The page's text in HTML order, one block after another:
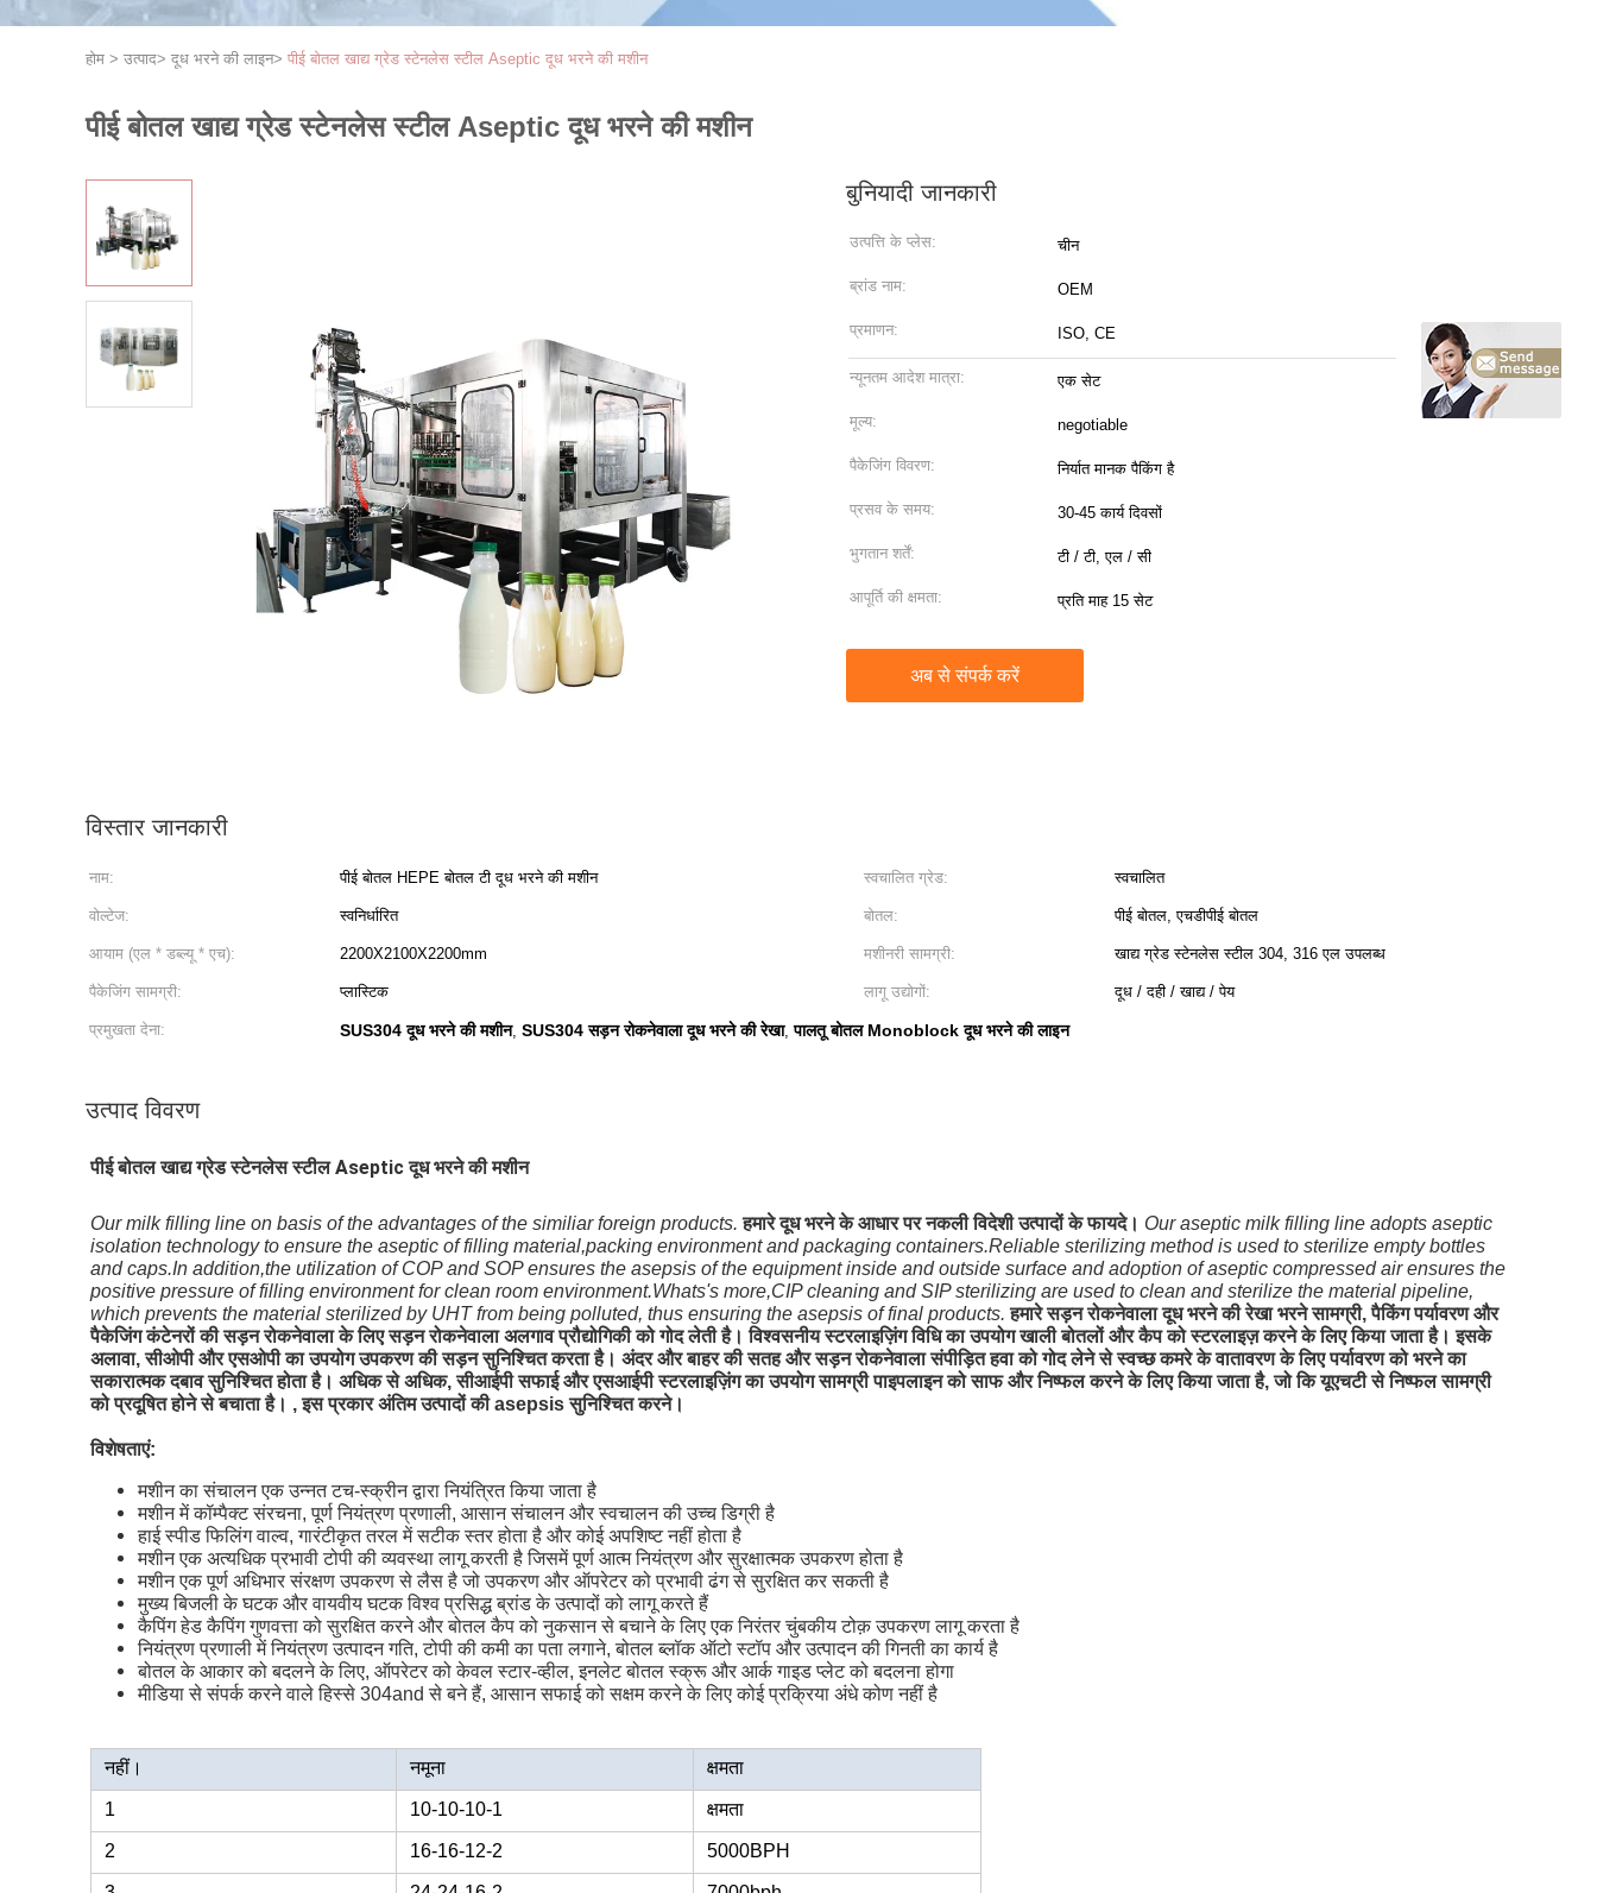
होम > उत्पाद> दूध भरने की लाइन> पीई बोतल खाद्य ग्रेड स्टेनलेस स्टील Aseptic दूध भरने की मशीन
पीई बोतल खाद्य ग्रेड स्टेनलेस स्टील Aseptic दूध भरने की मशीन
बुनियादी जानकारी
उत्पत्ति के प्लेस: चीन
ब्रांड नाम: OEM
प्रमाणन: ISO, CE
न्यूनतम आदेश मात्रा: एक सेट
मूल्य: negotiable
पैकेजिंग विवरण: निर्यात मानक पैकिंग है
प्रसव के समय: 30-45 कार्य दिवसों
भुगतान शर्तें: टी / टी, एल / सी
आपूर्ति की क्षमता: प्रति माह 15 सेट
अब से संपर्क करें
विस्तार जानकारी
नाम: पीई बोतल HEPE बोतल टी दूध भरने की मशीन स्वचालित ग्रेड: स्वचालित
वोल्टेज: स्वनिर्धारित बोतल: पीई बोतल, एचडीपीई बोतल
आयाम (एल * डब्ल्यू * एच): 2200X2100X2200mm मशीनरी सामग्री: खाद्य ग्रेड स्टेनलेस स्टील 304, 316 एल उपलब्ध
पैकेजिंग सामग्री: प्लास्टिक लागू उद्योगों: दूध / दही / खाद्य / पेय
प्रमुखता देना: SUS304 दूध भरने की मशीन, SUS304 सड़न रोकनेवाला दूध भरने की रेखा,पालतू बोतल Monoblock दूध भरने की लाइन
उत्पाद विवरण
पीई बोतल खाद्य ग्रेड स्टेनलेस स्टील Aseptic दूध भरने की मशीन
Our milk filling line on basis of the advantages of the similiar foreign products. हमारे दूध भरने के आधार पर नकली विदेशी उत्पादों के फायदे। Our aseptic milk filling line adopts aseptic
isolation technology to ensure the aseptic of filling material,packing environment and packaging containers.Reliable sterilizing method is used to sterilize empty bottles
and caps.In addition,the utilization of COP and SOP ensures the asepsis of the equipment inside and outside surface and adoption of aseptic compressed air ensures the
positive pressure of filling environment for clean room environment.Whats's more,CIP cleaning and SIP sterilizing are used to clean and sterilize the material pipeline,
which prevents the material sterilized by UHT from being polluted, thus ensuring the asepsis of final products. हमारे सड़न रोकनेवाला दूध भरने की रेखा भरने सामग्री, पैकिंग पर्यावरण और
पैकेजिंग कंटेनरों की सड़न रोकनेवाला के लिए सड़न रोकनेवाला अलगाव प्रौद्योगिकी को गोद लेती है। विश्वसनीय स्टरलाइज़िंग विधि का उपयोग खाली बोतलों और कैप को स्टरलाइज़ करने के लिए किया जाता है। इसके
अलावा, सीओपी और एसओपी का उपयोग उपकरण की सड़न सुनिश्चित करता है। अंदर और बाहर की सतह और सड़न रोकनेवाला संपीड़ित हवा को गोद लेने से स्वच्छ कमरे के वातावरण के लिए पर्यावरण को भरने का
सकारात्मक दबाव सुनिश्चित होता है। अधिक से अधिक, सीआईपी सफाई और एसआईपी स्टरलाइज़िंग का उपयोग सामग्री पाइपलाइन को साफ और निष्फल करने के लिए किया जाता है, जो कि यूएचटी से निष्फल सामग्री
को प्रदूषित होने से बचाता है। , इस प्रकार अंतिम उत्पादों की asepsis सुनिश्चित करने।
विशेषताएं:
मशीन का संचालन एक उन्नत टच-स्क्रीन द्वारा नियंत्रित किया जाता है
मशीन में कॉम्पैक्ट संरचना, पूर्ण नियंत्रण प्रणाली, आसान संचालन और स्वचालन की उच्च डिग्री है
हाई स्पीड फिलिंग वाल्व, गारंटीकृत तरल में सटीक स्तर होता है और कोई अपशिष्ट नहीं होता है
मशीन एक अत्यधिक प्रभावी टोपी की व्यवस्था लागू करती है जिसमें पूर्ण आत्म नियंत्रण और सुरक्षात्मक उपकरण होता है
मशीन एक पूर्ण अधिभार संरक्षण उपकरण से लैस है जो उपकरण और ऑपरेटर को प्रभावी ढंग से सुरक्षित कर सकती है
मुख्य बिजली के घटक और वायवीय घटक विश्व प्रसिद्ध ब्रांड के उत्पादों को लागू करते हैं
कैपिंग हेड कैपिंग गुणवत्ता को सुरक्षित करने और बोतल कैप को नुकसान से बचाने के लिए एक निरंतर चुंबकीय टोक़ उपकरण लागू करता है
नियंत्रण प्रणाली में नियंत्रण उत्पादन गति, टोपी की कमी का पता लगाने, बोतल ब्लॉक ऑटो स्टॉप और उत्पादन की गिनती का कार्य है
बोतल के आकार को बदलने के लिए, ऑपरेटर को केवल स्टार-व्हील, इनलेट बोतल स्क्रू और आर्क गाइड प्लेट को बदलना होगा
मीडिया से संपर्क करने वाले हिस्से 304and से बने हैं, आसान सफाई को सक्षम करने के लिए कोई प्रक्रिया अंधे कोण नहीं है
नहीं। नमूना क्षमता
1 10-10-10-1 क्षमता
2 16-16-12-2 5000BPH